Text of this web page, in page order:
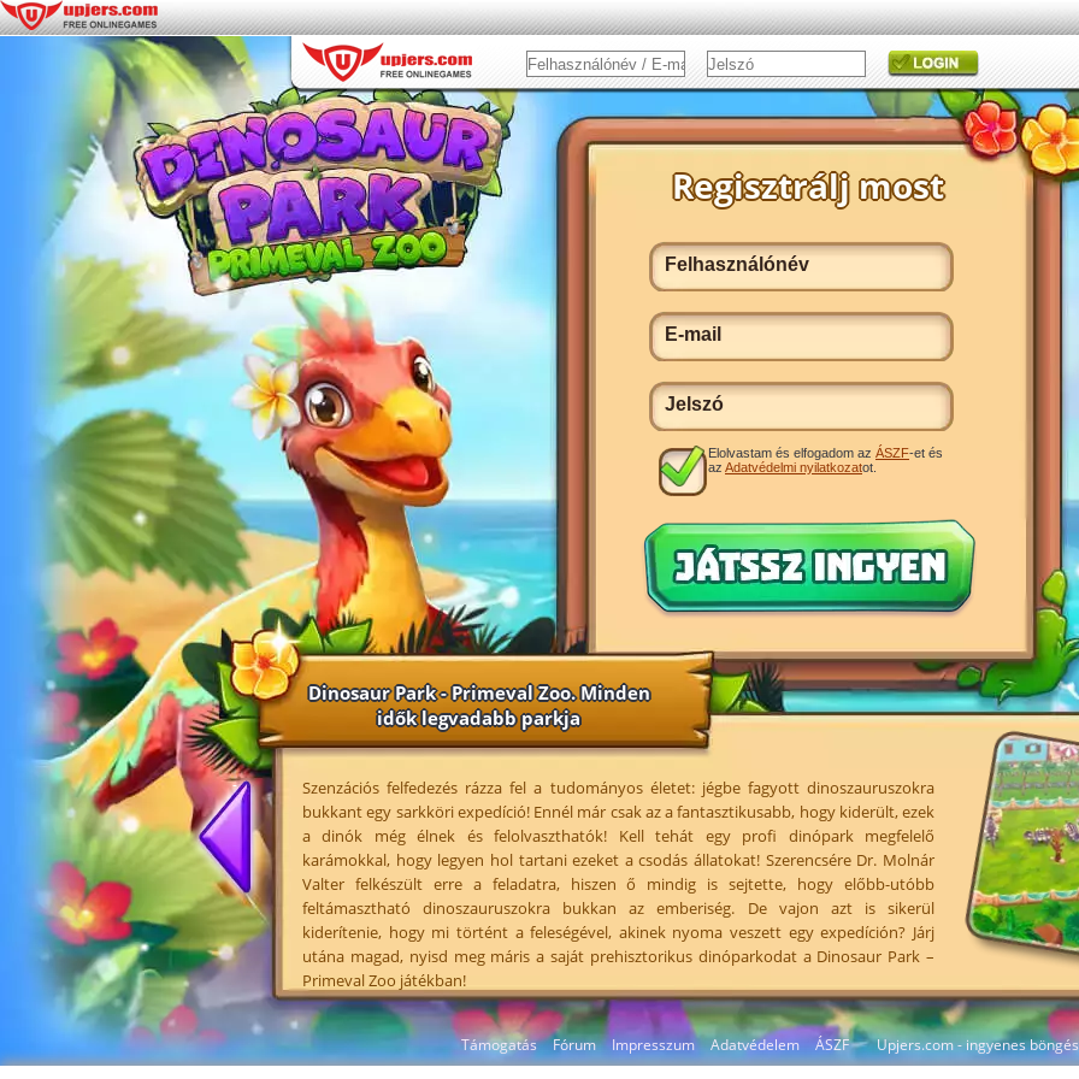
Támogatás Fórum Impresszum Adatvédelem ÁSZF Upjers.com - ingyenes
Dinosaur Park - Primeval Zoo. Minden
idők legvadabb parkja
Szenzációs felfedezés rázza fel a tudományos életet: jégbe fagyott dinoszauruszokra
bukkant egy sarkköri expedíció! Ennél már csak az a fantasztikusabb, hogy kiderült, ezek
a dinók még élnek és felolvaszthatók! Kell tehát egy profi dinópark megfelelő
karámokkal, hogy legyen hol tartani ezeket a csodás állatokat! Szerencsére Dr. Molnár
Valter felkészült erre a feladatra, hiszen ő mindig is sejtette, hogy előbb-utóbb
feltámasztható dinoszauruszokra bukkan az emberiség. De vajon azt is sikerül
kiderítenie, hogy mi történt a feleségével, akinek nyoma veszett egy expedíción? Járj
utána magad, nyisd meg máris a saját prehisztorikus dinóparkodat a Dinosaur Park –
Primeval Zoo játékban!
Elolvastam és elfogadom az ÁSZF-et és
az Adatvédelmi nyilatkozatot.